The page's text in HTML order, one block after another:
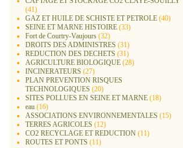
(41)
GAZ ET HUILE DE SCHISTE ET PETROLE (40)
SEINE ET MARNE HISTOIRE (33)
Fort de Courtry-Vaujours (32)
DROITS DES ADMINISTRES (31)
REDUCTION DES DECHETS (31)
AGRICULTURE BIOLOGIQUE (28)
INCINERATEURS (27)
PLAN PREVENTION RISQUES
TECHNOLOGIQUES (20)
SITES POLLUES EN SEINE ET MARNE (18)
eau (16)
ASSOCIATIONS ENVIRONNEMENTALES (15)
TERRES AGRICOLES (12)
CO2 RECYCLAGE ET REDUCTION (11)
ROUTES ET PONTS (11)